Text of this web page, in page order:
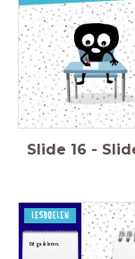
Slide 16 -
Dit ga ik leren.